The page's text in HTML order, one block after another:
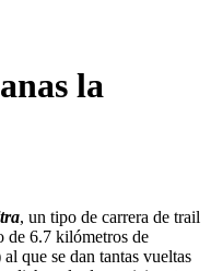
la
, un tipo de carrera de trail
de 6.7 kilómetros de
que se dan tantas vueltas